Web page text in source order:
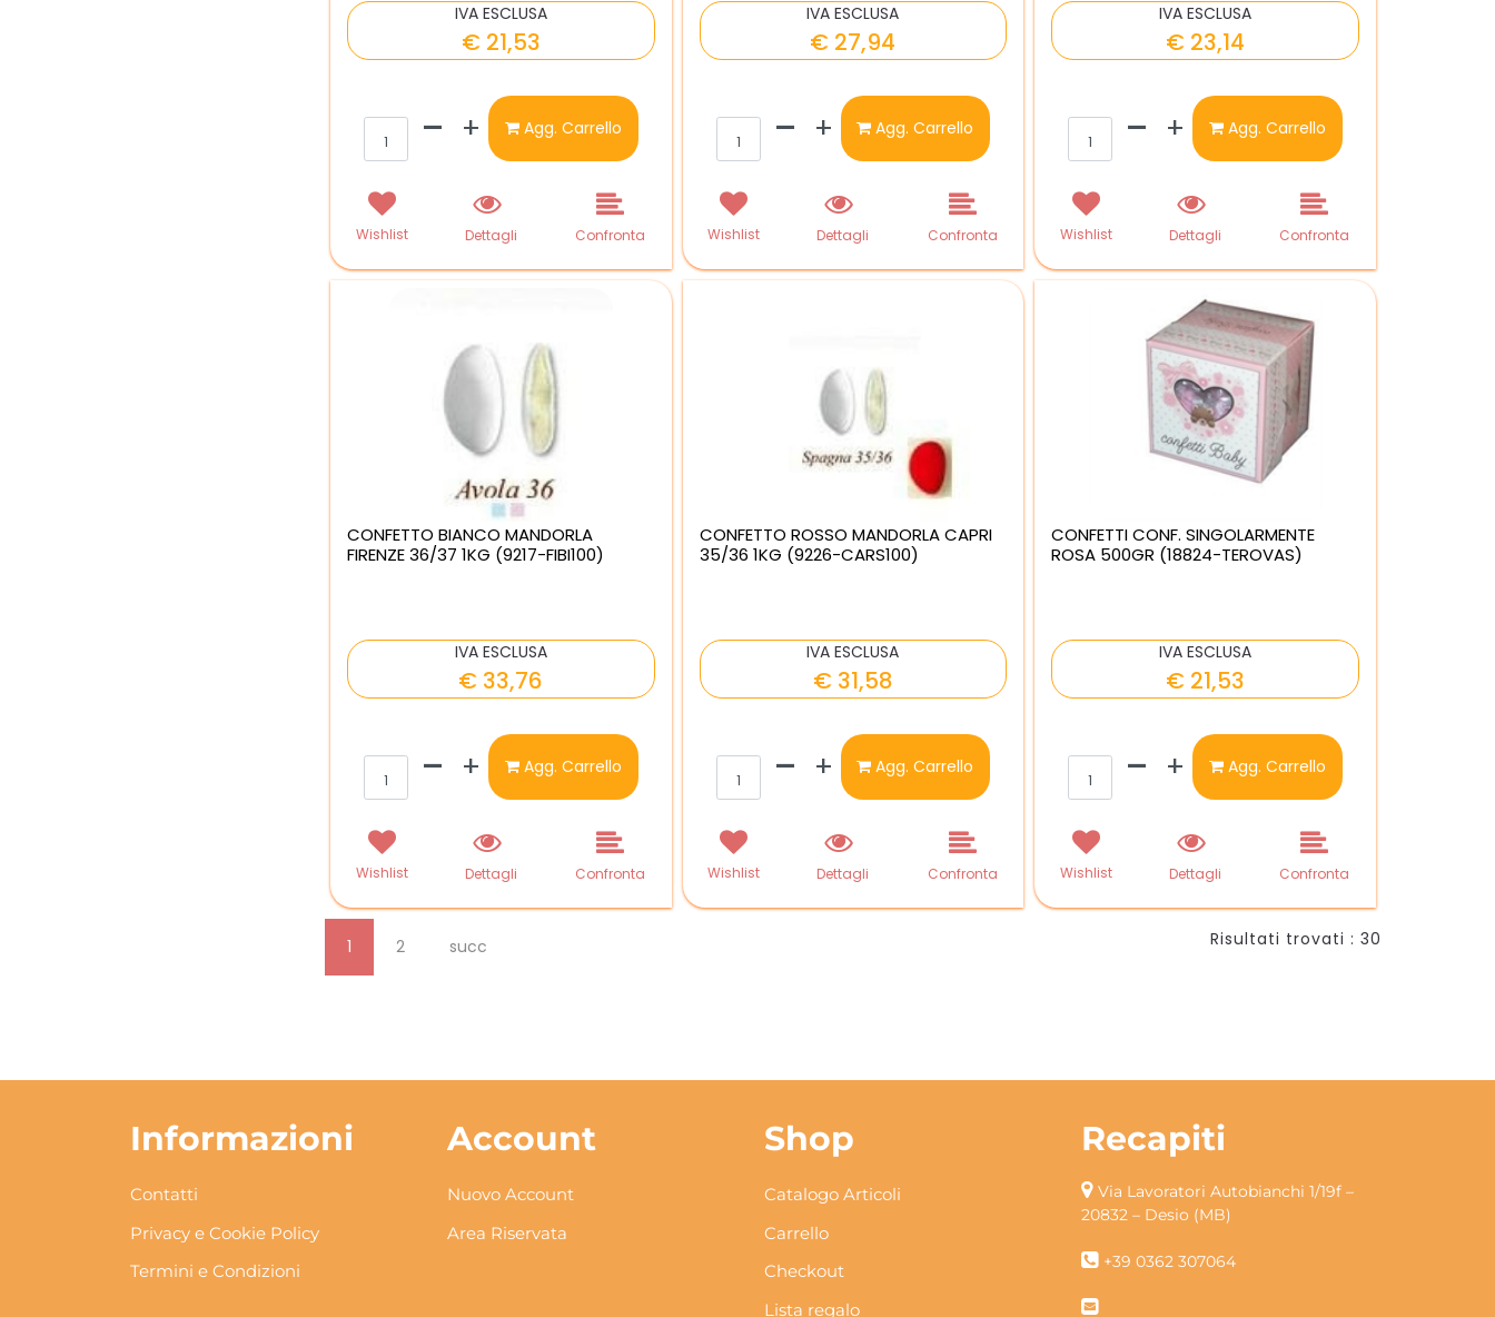
IVA ESCLUSA
€ 21,53
Quantità
Agg. Carrello
Wishlist Dettagli Confronta
IVA ESCLUSA
€ 27,94
Quantità
Agg. Carrello
Wishlist Dettagli Confronta
IVA ESCLUSA
€ 23,14
Quantità
Agg. Carrello
Wishlist Dettagli Confronta
CONFETTO BIANCO MANDORLA
FIRENZE 36/37 1KG (9217-FIBI100)
IVA ESCLUSA
€ 33,76
Quantità
Agg. Carrello
Wishlist Dettagli Confronta
CONFETTO ROSSO MANDORLA CAPRI
35/36 1KG (9226-CARS100)
IVA ESCLUSA
€ 31,58
Quantità
Agg. Carrello
Wishlist Dettagli Confronta
CONFETTI CONF. SINGOLARMENTE
ROSA 500GR (18824-TEROVAS)
IVA ESCLUSA
€ 21,53
Quantità
Agg. Carrello
Wishlist Dettagli Confronta
Risultati trovati : 30
1 2 succ
Informazioni
Contatti
Privacy e Cookie Policy
Termini e Condizioni
Account
Nuovo Account
Area Riservata
Shop
Catalogo Articoli
Carrello
Checkout
Lista regalo
Recapiti
Via Lavoratori Autobianchi 1/19f –
20832 – Desio (MB)
+39 0362 307064